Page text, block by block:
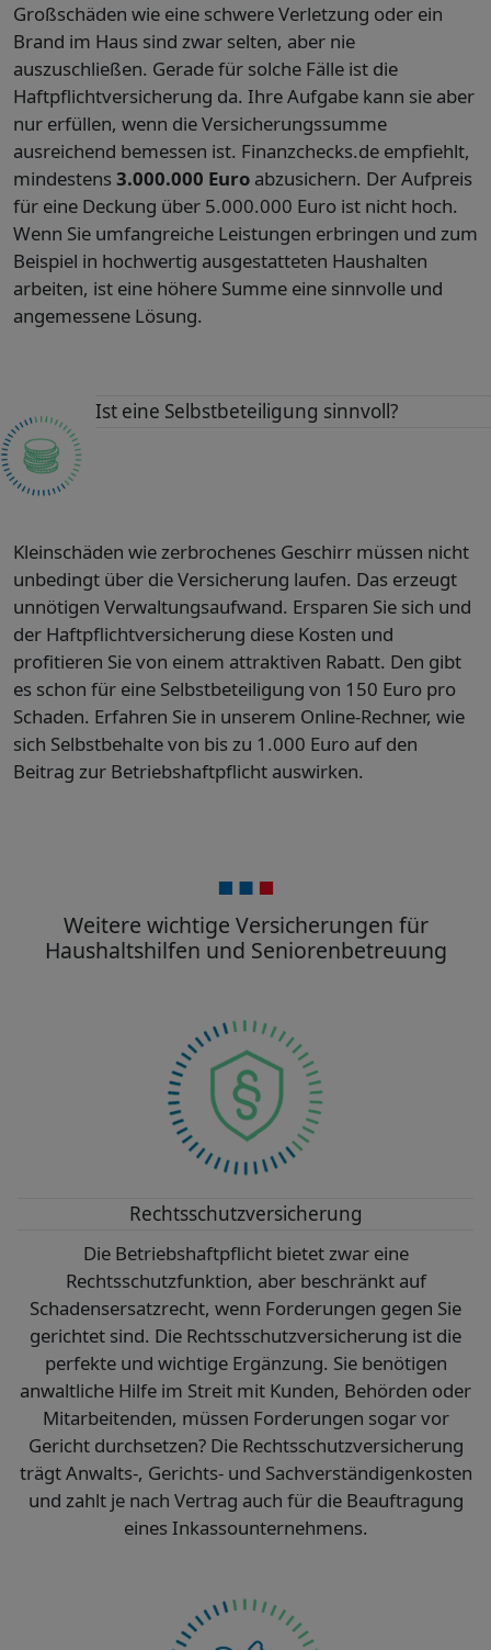
Großschäden wie eine schwere Verletzung oder ein
Brand im Haus sind zwar selten, aber nie
auszuschließen. Gerade für solche Fälle ist die
Haftpflichtversicherung da. Ihre Aufgabe kann sie aber
nur erfüllen, wenn die Versicherungssumme
ausreichend bemessen ist. Finanzchecks.de empfiehlt,
mindestens3.000.000 Euro abzusichern. Der Aufpreis
für eine Deckung über 5.000.000 Euro ist nicht hoch.
Wenn Sie umfangreiche Leistungen erbringen und zum
Beispiel in hochwertig ausgestatteten Haushalten
arbeiten, ist eine höhere Summe eine sinnvolle und
angemessene Lösung.
Ist eine Selbstbeteiligung sinnvoll?
Kleinschäden wie zerbrochenes Geschirr müssen nicht
unbedingt über die Versicherung laufen. Das erzeugt
unnötigen Verwaltungsaufwand. Ersparen Sie sich und
der Haftpflichtversicherung diese Kosten und
profitieren Sie von einem attraktiven Rabatt. Den gibt
es schon für eine Selbstbeteiligung von 150 Euro pro
Schaden. Erfahren Sie in unserem Online-Rechner, wie
sich Selbstbehalte von bis zu 1.000 Euro auf den
Beitrag zur Betriebshaftpflicht auswirken.
Weitere wichtige Versicherungen für
Haushaltshilfen und Seniorenbetreuung
Rechtsschutzversicherung
Die Betriebshaftpflicht bietet zwar eine
Rechtsschutzfunktion, aber beschränkt auf
Schadensersatzrecht, wenn Forderungen gegen Sie
gerichtet sind. Die Rechtsschutzversicherung ist die
perfekte und wichtige Ergänzung. Sie benötigen
anwaltliche Hilfe im Streit mit Kunden, Behörden oder
Mitarbeitenden, müssen Forderungen sogar vor
Gericht durchsetzen? Die Rechtsschutzversicherung
trägt Anwalts-, Gerichts- und Sachverständigenkosten
und zahlt je nach Vertrag auch für die Beauftragung
eines Inkassounternehmens.